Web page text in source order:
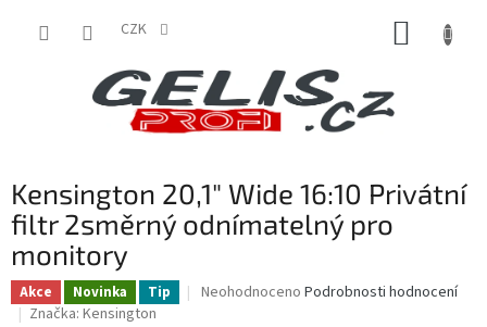
CZK
Kensington 20,1" Wide 16:10 Privátní
filtr 2směrný odnímatelný pro
monitory
Akce Novinka Tip
Průměrné
Neohodnoceno Podrobnosti hodnocení
Značka: Kensington